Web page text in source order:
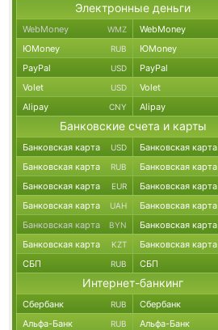
Электронные деньги
WebMoney WMZ WebMoney
ЮMoney RUB ЮMoney
PayPal USD PayPal
Volet USD Volet
Alipay CNY Alipay
Банковские счета и карты
Банковская карта USD Банковская карта
Банковская карта RUB Банковская карта
Банковская карта EUR Банковская карта
Банковская карта UAH Банковская карта
Банковская карта BYN Банковская карта
Банковская карта KZT Банковская карта
СБП RUB СБП
Интернет-банкинг
Сбербанк RUB Сбербанк
Альфа-Банк RUB Альфа-Банк